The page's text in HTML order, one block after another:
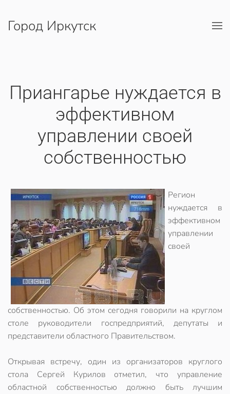
Перейти к содержимому
Город Иркутск
Приангарье нуждается в
эффективном
управлении своей
собственностью
Регион
нуждается в
эффективном
управлении
своей
собственностью. Об этом сегодня говорили на круглом
столе руководители госпредприятий, депутаты и
представители областного Правительством.
Открывая встречу, один из организаторов круглого
стола Сергей Курилов отметил, что управление
областной собственностью должно быть лучшим